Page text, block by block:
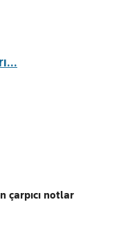
çarpıcı notlar